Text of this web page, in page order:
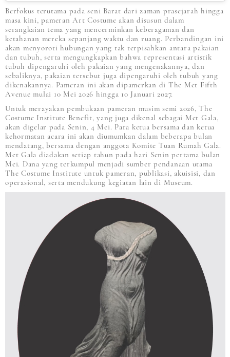
Berfokus terutama pada seni Barat dari zaman prasejarah hingga
masa kini, pameran Art Costume akan disusun dalam
serangkaian tema yang mencerminkan keberagaman dan
ketahanan mereka sepanjang waktu dan ruang. Perbandingan ini
akan menyoroti hubungan yang tak terpisahkan antara pakaian
dan tubuh, serta mengungkapkan bahwa representasi artistik
tubuh dipengaruhi oleh pakaian yang mengenakannya, dan
sebaliknya, pakaian tersebut juga dipengaruhi oleh tubuh yang
dikenakannya. Pameran ini akan dipamerkan di The Met Fifth
Avenue mulai 10 Mei 2026 hingga 10 Januari 2027.
Untuk merayakan pembukaan pameran musim semi 2026, The
Costume Institute Benefit, yang juga dikenal sebagai Met Gala,
akan digelar pada Senin, 4 Mei. Para ketua bersama dan ketua
kehormatan acara ini akan diumumkan dalam beberapa bulan
mendatang, bersama dengan anggota Komite Tuan Rumah Gala.
Met Gala diadakan setiap tahun pada hari Senin pertama bulan
Mei. Dana yang terkumpul menjadi sumber pendanaan utama
The Costume Institute untuk pameran, publikasi, akuisisi, dan
operasional, serta mendukung kegiatan lain di Museum.